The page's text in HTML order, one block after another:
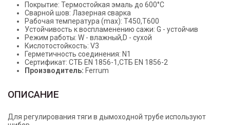
Покрытие: Термостойкая эмаль до 600°C
Сварной шов: Лазерная сварка
Рабочая температура (max): Т450,T600
Устойчивость к воспламенению сажи: G - устойчив
Режим работы: W - влажный,D - сухой
Кислотостойкость: V3
Герметичность соединения: N1
Сертификат: СТБ EN 1856-1,СТБ EN 1856-2
Производитель: Ferrum
ОПИСАНИЕ
Для регулирования тяги в дымоходной трубе используют